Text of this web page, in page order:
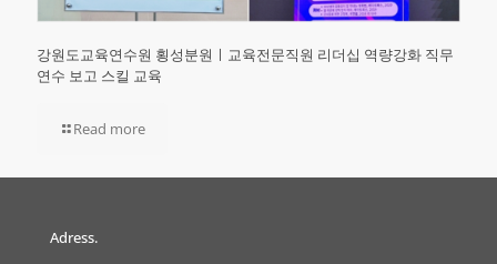
강원도교육연수원 횡성분원ㅣ교육전문직원 리더십 역량강화 직무
연수 보고 스킬 교육
Read more
Adress.